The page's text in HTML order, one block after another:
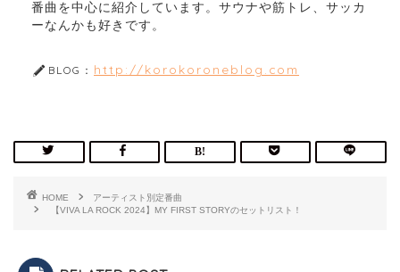
番曲を中心に紹介しています。サウナや筋トレ、サッカ
ーなんかも好きです。
BLOG： http://korokoroneblog.com
HOME
アーティスト別定番曲
【VIVA LA ROCK 2024】MY FIRST STORYのセットリスト！